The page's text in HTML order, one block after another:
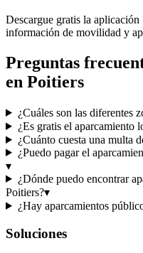
Descargue gratis la
información de movilidad y
Preguntas
en Poitiers
¿Cuáles son las diferentes
¿Es gratis el aparcamiento
¿Cuánto cuesta una multa
¿Puedo pagar el
▾
¿Dónde puedo encontrar
Poitiers?▾
¿Hay aparcamientos
Soluciones